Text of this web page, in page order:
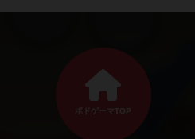
ボドゲーマTOP